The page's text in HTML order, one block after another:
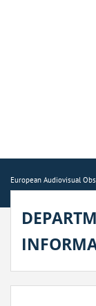
European Audiovisual